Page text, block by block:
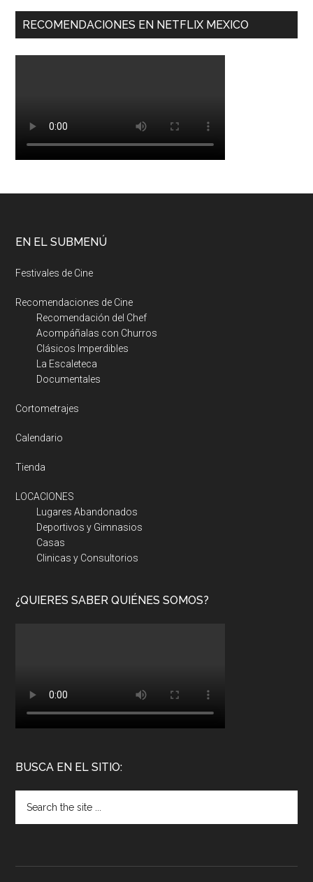
RECOMENDACIONES EN NETFLIX MEXICO
EN EL SUBMENÚ
Festivales de Cine
Recomendaciones de Cine
Recomendación del Chef
Acompáñalas con Churros
Clásicos Imperdibles
La Escaleteca
Documentales
Cortometrajes
Calendario
Tienda
LOCACIONES
Lugares Abandonados
Deportivos y Gimnasios
Casas
Clinicas y Consultorios
¿QUIERES SABER QUIÉNES SOMOS?
BUSCA EN EL SITIO: